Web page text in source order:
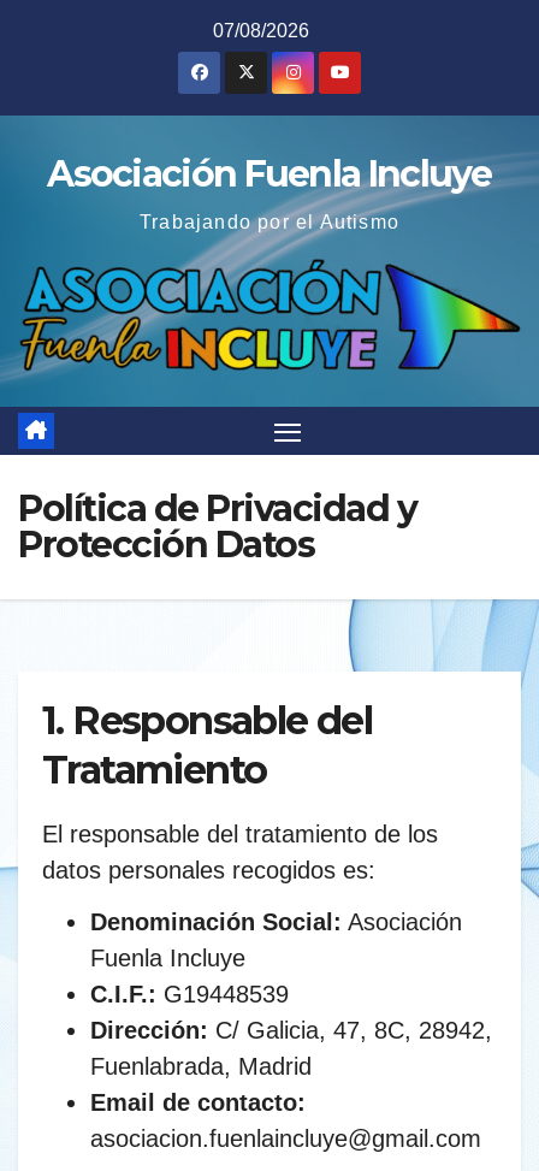
07/08/2026
Asociación Fuenla Incluye
Trabajando por el Autismo
Política de Privacidad y
Protección Datos
1. Responsable del
Tratamiento
El responsable del tratamiento de los
datos personales recogidos es:
Denominación Social: Asociación
Fuenla Incluye
C.I.F.: G19448539
Dirección: C/ Galicia, 47, 8C, 28942,
Fuenlabrada, Madrid
Email de contacto:
asociacion.fuenlaincluye@gmail.com